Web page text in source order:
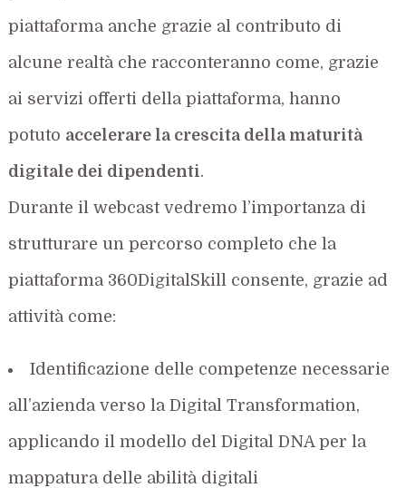
piattaforma anche grazie al contributo di
alcune realtà che racconteranno come, grazie
ai servizi offerti della piattaforma, hanno
potuto accelerare la crescita della maturità
digitale dei dipendenti.
Durante il webcast vedremo l’importanza di
strutturare un percorso completo che la
piattaforma 360DigitalSkill consente, grazie ad
attività come:
Identificazione delle competenze necessarie
all’azienda verso la Digital Transformation,
applicando il modello del Digital DNA per la
mappatura delle abilità digitali